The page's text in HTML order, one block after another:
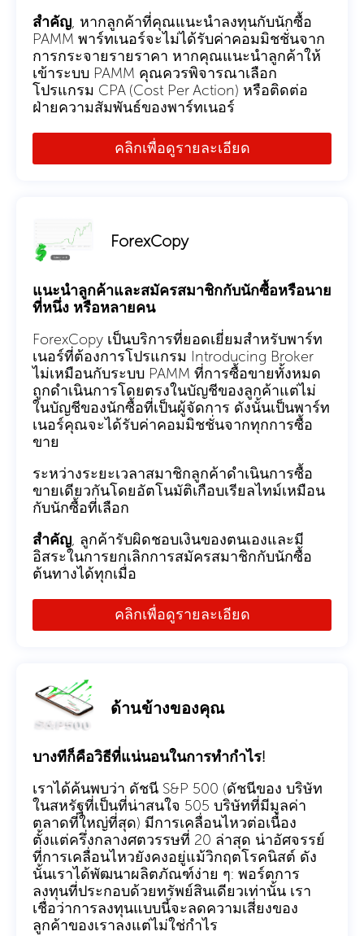
สำคัญ, หากลูกค้าที่คุณแนะนำลงทุนกับนักซื้อ
PAMM พาร์ทเนอร์จะไม่ได้รับค่าคอมมิชชั่นจาก
การกระจายรายราคา หากคุณแนะนำลูกค้าให้
เข้าระบบ PAMM คุณควรพิจารณาเลือก
โปรแกรม CPA (Cost Per Action) หรือติดต่อ
ฝ่ายความสัมพันธ์ของพาร์ทเนอร์
คลิกเพื่อดูรายละเอียด
ForexCopy
แนะนำลูกค้าและสมัครสมาชิกกับนักซื้อหรือนาย
ที่หนึ่ง หรือหลายคน
ForexCopy เป็นบริการที่ยอดเยี่ยมสำหรับพาร์ท
เนอร์ที่ต้องการโปรแกรม Introducing Broker
ไม่เหมือนกับระบบ PAMM ที่การซื้อขายทั้งหมด
ถูกดำเนินการโดยตรงในบัญชีของลูกค้าแต่ไม่
ในบัญชีของนักซื้อที่เป็นผู้จัดการ ดังนั้นเป็นพาร์ท
เนอร์คุณจะได้รับค่าคอมมิชชั่นจากทุกการซื้อ
ขาย
ระหว่างระยะเวลาสมาชิกลูกค้าดำเนินการซื้อ
ขายเดียวกันโดยอัตโนมัติเกือบเรียลไทม์เหมือน
กับนักซื้อที่เลือก
สำคัญ, ลูกค้ารับผิดชอบเงินของตนเองและมี
อิสระในการยกเลิกการสมัครสมาชิกกับนักซื้อ
ต้นทางได้ทุกเมื่อ
คลิกเพื่อดูรายละเอียด
ด้านข้างของคุณ
บางทีก็คือวิธีที่แน่นอนในการทำกำไร!
เราได้ค้นพบว่า ดัชนี S&P 500 (ดัชนีของ บริษัท
ในสหรัฐที่เป็นที่น่าสนใจ 505 บริษัทที่มีมูลค่า
ตลาดที่ใหญ่ที่สุด) มีการเคลื่อนไหวต่อเนื่อง
ตั้งแต่ครึ่งกลางศตวรรษที่ 20 ล่าสุด น่าอัศจรรย์
ที่การเคลื่อนไหวยังคงอยู่แม้วิกฤตโรคนิสต์ ดัง
นั้นเราได้พัฒนาผลิตภัณฑ์ง่าย ๆ: พอร์ตการ
ลงทุนที่ประกอบด้วยทรัพย์สินเดียวเท่านั้น เรา
เชื่อว่าการลงทุนแบบนี้จะลดความเสี่ยงของ
ลูกค้าของเราลงแต่ไม่ใช่กำไร